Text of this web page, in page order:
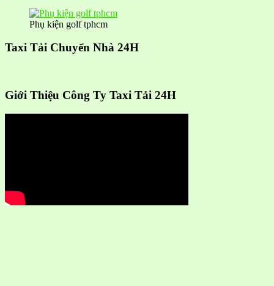
Phụ kiện golf tphcm
Taxi Tải Chuyển Nhà 24H
Giới Thiệu Công Ty Taxi Tải 24H